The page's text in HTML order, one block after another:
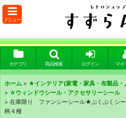
メニュー
カテゴリ 商品検索 ログイン マイ
ホーム > ★インテリア(家電・家具・布製品・
> ☆ウィンドウシール・アクセサリーシール
> 在庫限り ファンシーシール★ぷくぷく
柄４種